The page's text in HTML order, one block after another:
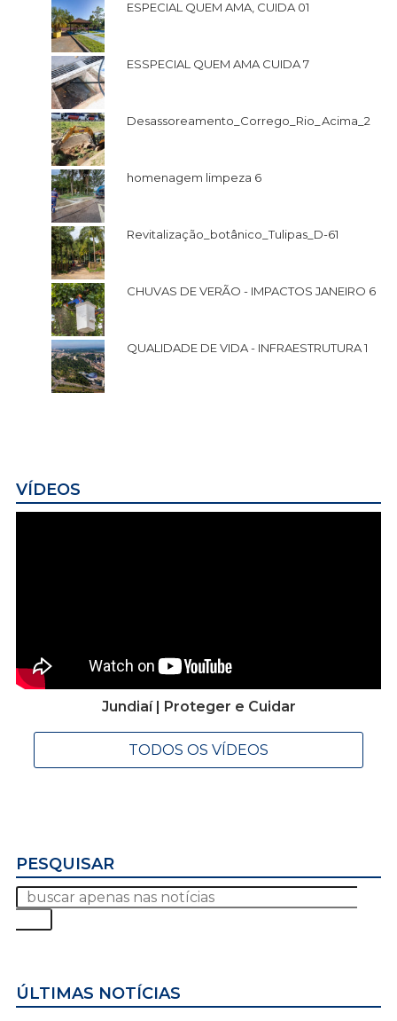
ESPECIAL QUEM AMA, CUIDA 01
ESSPECIAL QUEM AMA CUIDA 7
Desassoreamento_Corrego_Rio_Acima_2
homenagem limpeza 6
Revitalização_botânico_Tulipas_D-61
CHUVAS DE VERÃO - IMPACTOS JANEIRO 6
QUALIDADE DE VIDA - INFRAESTRUTURA 1
VÍDEOS
Jundiaí | Proteger e Cuidar
TODOS OS VÍDEOS
PESQUISAR
ÚLTIMAS NOTÍCIAS